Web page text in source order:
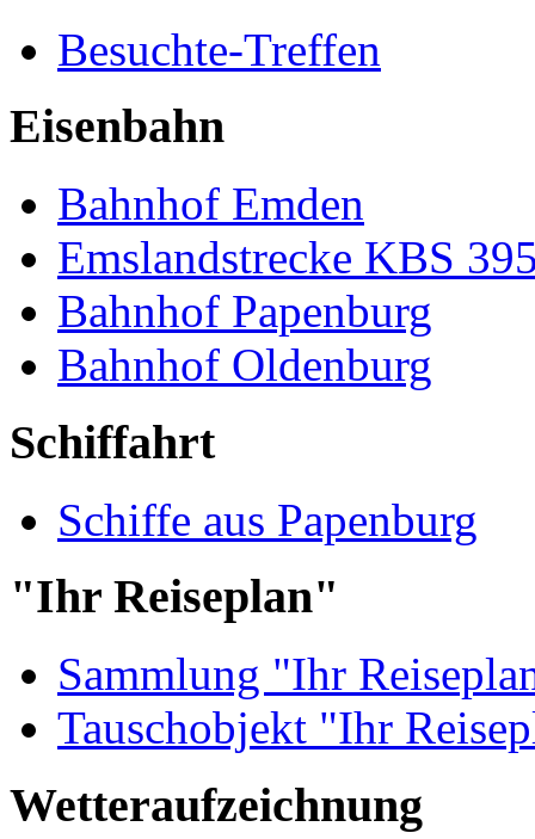
Besuchte-Treffen
Eisenbahn
Bahnhof Emden
Emslandstrecke KBS
Bahnhof Papenburg
Bahnhof Oldenburg
Schiffahrt
Schiffe aus Papenburg
"Ihr Reiseplan"
Sammlung "Ihr
Tauschobjekt "Ihr
Wetteraufzeichnung